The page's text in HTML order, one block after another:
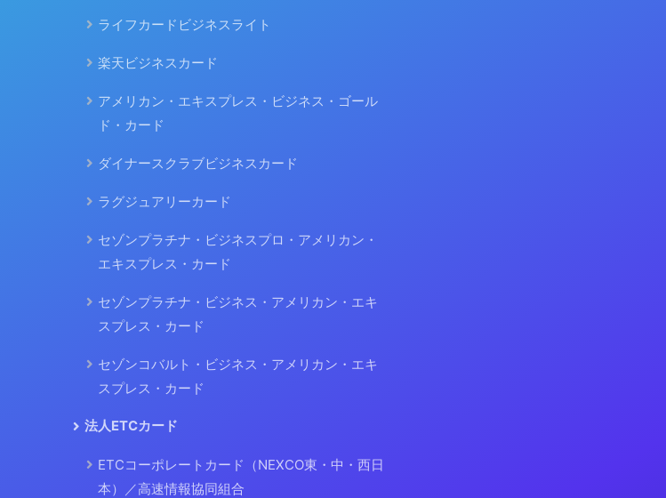
ライフカードビジネスライト
楽天ビジネスカード
アメリカン・エキスプレス・ビジネス・ゴール
ド・カード
ダイナースクラブビジネスカード
ラグジュアリーカード
セゾンプラチナ・ビジネスプロ・アメリカン・
エキスプレス・カード
セゾンプラチナ・ビジネス・アメリカン・エキ
スプレス・カード
セゾンコバルト・ビジネス・アメリカン・エキ
スプレス・カード
法人ETCカード
ETCコーポレートカード（NEXCO東・中・西日
本）／高速情報協同組合